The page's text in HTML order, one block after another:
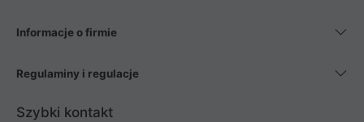
Informacje o firmie
Regulaminy i regulacje
Szybki kontakt